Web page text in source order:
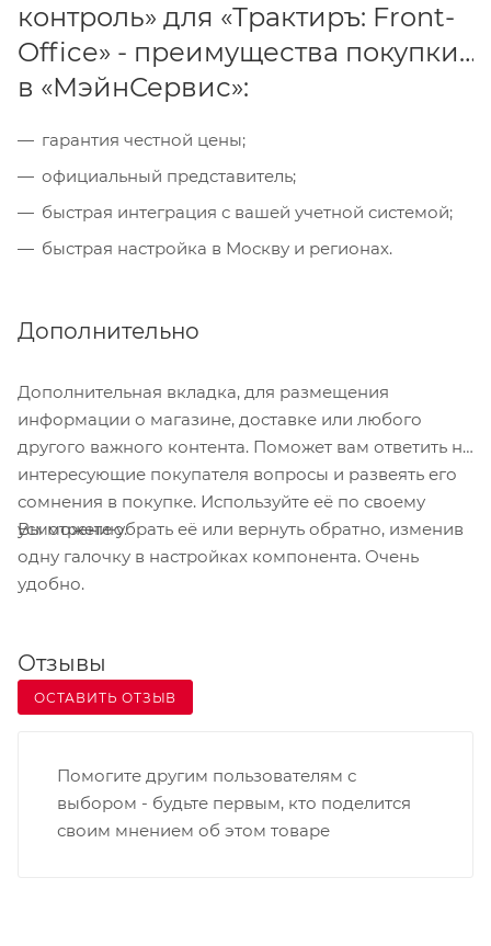
контроль» для «Трактиръ: Front-
Office» - преимущества покупки
в «МэйнСервис»:
гарантия честной цены;
официальный представитель;
быстрая интеграция с вашей учетной системой;
быстрая настройка в Москву и регионах.
Дополнительно
Дополнительная вкладка, для размещения
информации о магазине, доставке или любого
другого важного контента. Поможет вам ответить на
интересующие покупателя вопросы и развеять его
сомнения в покупке. Используйте её по своему
усмотрению.
Вы можете убрать её или вернуть обратно, изменив
одну галочку в настройках компонента. Очень
удобно.
Отзывы
ОСТАВИТЬ ОТЗЫВ
Помогите другим пользователям с
выбором - будьте первым, кто поделится
своим мнением об этом товаре